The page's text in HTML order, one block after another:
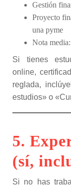
Gestión
Proyecto
una pyme
Nota
Si tienes
online,
reglada,
estudios» o
5.
(sí,
Si no has